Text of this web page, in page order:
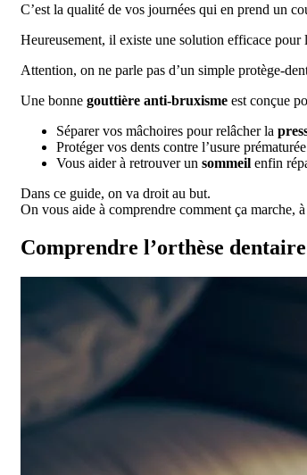
C’est la qualité de vos journées qui en prend un
Heureusement, il existe une solution efficace pour
Attention, on ne parle pas d’un simple protège-
Une bonne gouttière anti-bruxisme est conçue
Séparer vos mâchoires pour relâcher la
Protéger vos dents contre l’usure
Vous aider à retrouver un sommeil enfin
Dans ce guide, on va droit au but.
On vous aide à comprendre comment ça marche,
Comprendre l’orthèse